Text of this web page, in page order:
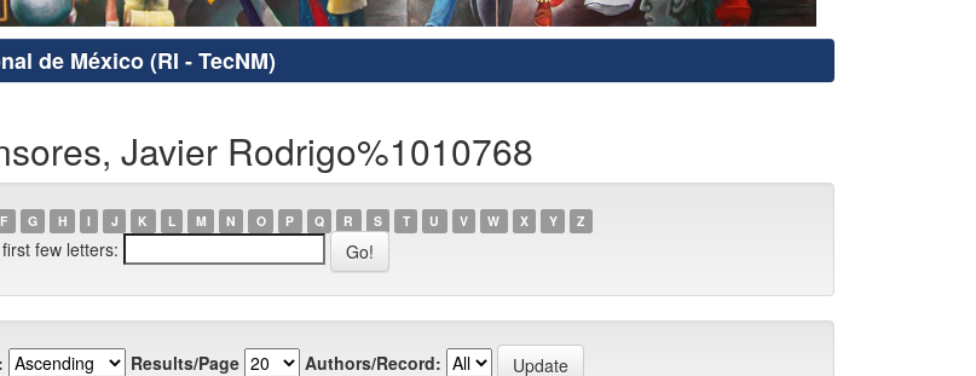
de México (RI - TecNM)
Javier Rodrigo%1010768
F G H I J K L M N O P Q R S T U V W X Y Z
few letters:
Results/Page Authors/Record: